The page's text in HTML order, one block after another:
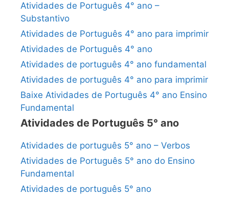
Atividades de Português 4° ano –
Substantivo
Atividades de Português 4° ano para imprimir
Atividades de Português 4° ano
Atividades de português 4° ano fundamental
Atividades de português 4° ano para imprimir
Baixe Atividades de Português 4° ano Ensino
Fundamental
Atividades de Português 5° ano
Atividades de português 5° ano – Verbos
Atividades de Português 5° ano do Ensino
Fundamental
Atividades de português 5° ano